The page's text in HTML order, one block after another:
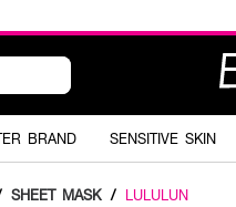
BRAND SENSITIVE SKIN
SHEET MASK / LULULUN